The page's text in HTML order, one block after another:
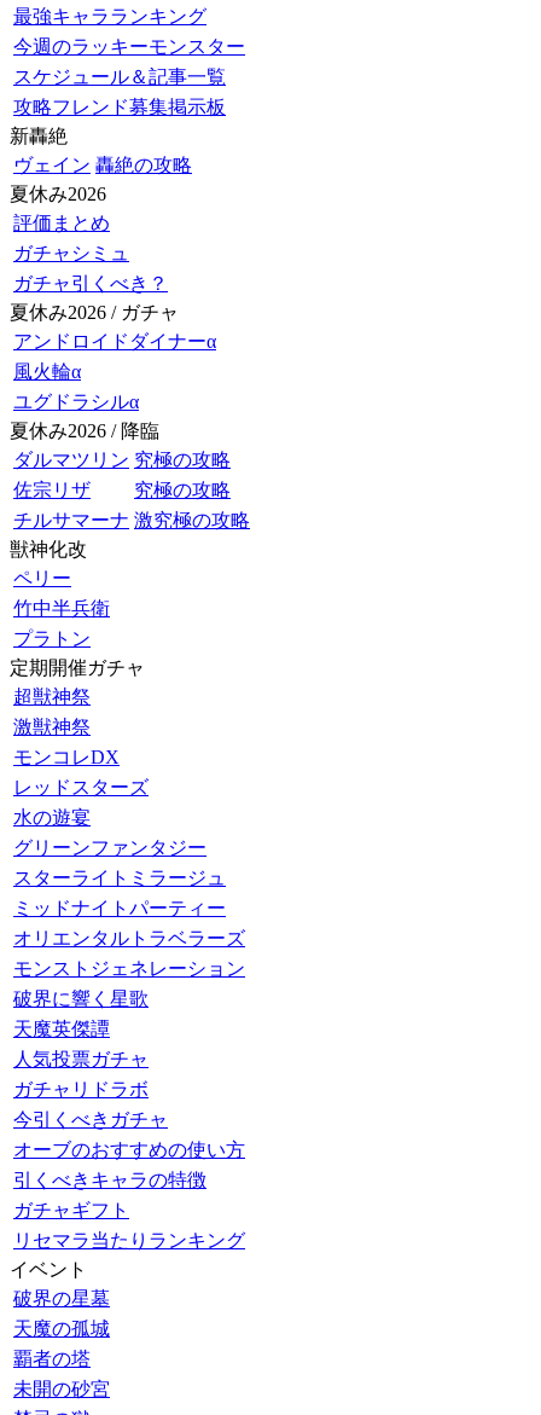
最強キャラランキング
今週のラッキーモンスター
スケジュール＆記事一覧
攻略フレンド募集掲示板
新轟絶
ヴェイン 轟絶の攻略
夏休み2026
評価まとめ
ガチャシミュ
ガチャ引くべき？
夏休み2026 / ガチャ
アンドロイドダイナーα
風火輪α
ユグドラシルα
夏休み2026 / 降臨
ダルマツリン 究極の攻略
佐宗リザ
究極の攻略
チルサマーナ 激究極の攻略
獣神化改
ペリー
竹中半兵衛
プラトン
定期開催ガチャ
超獣神祭
激獣神祭
モンコレDX
レッドスターズ
水の遊宴
グリーンファンタジー
スターライトミラージュ
ミッドナイトパーティー
オリエンタルトラベラーズ
モンストジェネレーション
破界に響く星歌
天魔英傑譚
人気投票ガチャ
ガチャリドラボ
今引くべきガチャ
オーブのおすすめの使い方
引くべきキャラの特徴
ガチャギフト
リセマラ当たりランキング
イベント
破界の星墓
天魔の孤城
覇者の塔
未開の砂宮